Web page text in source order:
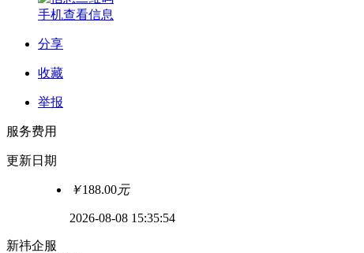
手机查看信息
分享
收藏
举报
服务费用
更新日期
￥188.00元
2026-08-08 15:35:54
新祎企服